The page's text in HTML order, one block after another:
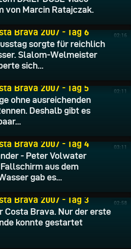
von Marcin Ratajczak.
02:16
Brava 2007 - Tag 6
sorgte für reichlich
Slalom-Welmeister
sich...
02:11
Brava 2007 - Tag 5
ohne ausreichenden
Deshalb gibt es
03:11
Brava 2007 - Tag 4
- Peter Volwater
aus dem
gab es...
02:58
Brava 2007 - Tag 3
Costa Brava. Nur der erste
konnte gestartet